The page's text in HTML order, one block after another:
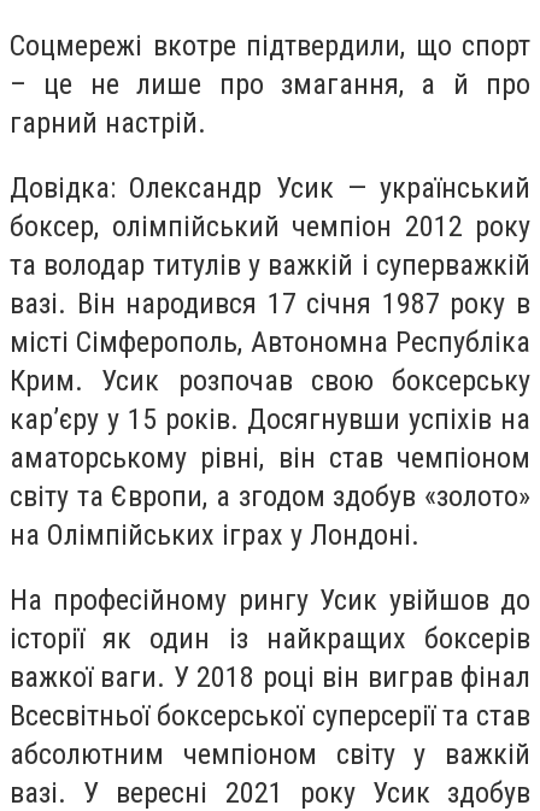
Соцмережі вкотре підтвердили, що спорт
– це не лише про змагання, а й про
гарний настрій.
Довідка: Олександр Усик — український
боксер, олімпійський чемпіон 2012 року
та володар титулів у важкій і суперважкій
вазі. Він народився 17 січня 1987 року в
місті Сімферополь, Автономна Республіка
Крим. Усик розпочав свою боксерську
кар’єру у 15 років. Досягнувши успіхів на
аматорському рівні, він став чемпіоном
світу та Європи, а згодом здобув «золото»
на Олімпійських іграх у Лондоні.
На професійному рингу Усик увійшов до
історії як один із найкращих боксерів
важкої ваги. У 2018 році він виграв фінал
Всесвітньої боксерської суперсерії та став
абсолютним чемпіоном світу у важкій
вазі. У вересні 2021 року Усик здобув